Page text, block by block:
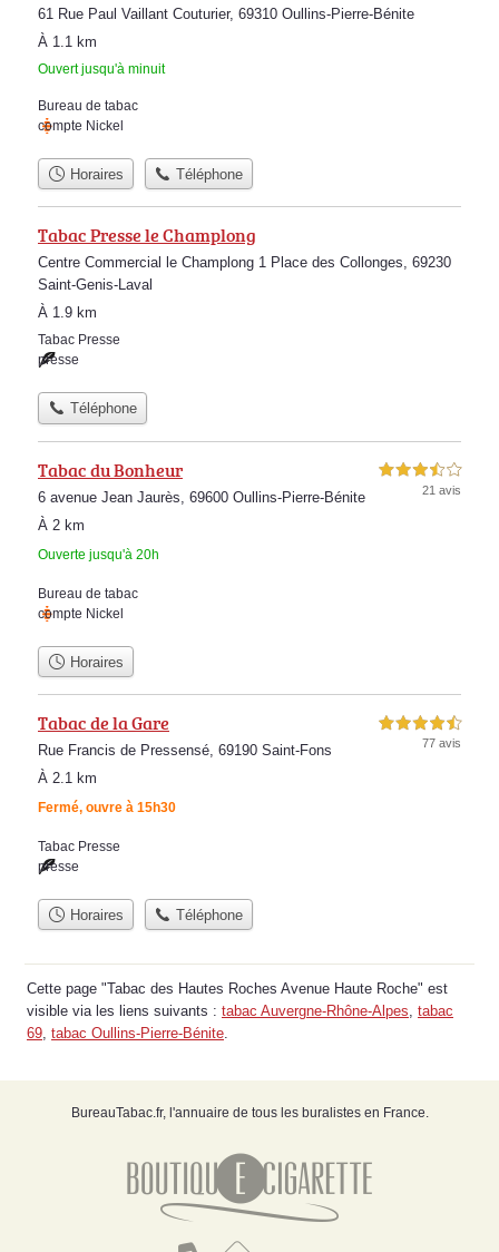
61 Rue Paul Vaillant Couturier, 69310 Oullins-Pierre-Bénite
À 1.1 km
Ouvert jusqu'à minuit
Bureau de tabac
compte Nickel
Horaires Téléphone
Tabac Presse le Champlong
Centre Commercial le Champlong 1 Place des Collonges, 69230
Saint-Genis-Laval
À 1.9 km
Tabac Presse
presse
Téléphone
Tabac du Bonheur
6 avenue Jean Jaurès, 69600 Oullins-Pierre-Bénite
À 2 km
Ouverte jusqu'à 20h
3,5 étoiles sur 5
21 avis
Bureau de tabac
compte Nickel
Horaires
Tabac de la Gare
Rue Francis de Pressensé, 69190 Saint-Fons
À 2.1 km
Fermé, ouvre à 15h30
4,5 étoiles sur 5
77 avis
Tabac Presse
presse
Horaires Téléphone
Cette page "Tabac des Hautes Roches Avenue Haute Roche" est
visible via les liens suivants : tabac Auvergne-Rhône-Alpes, tabac
69, tabac Oullins-Pierre-Bénite.
BureauTabac.fr, l'annuaire de tous les buralistes en France.